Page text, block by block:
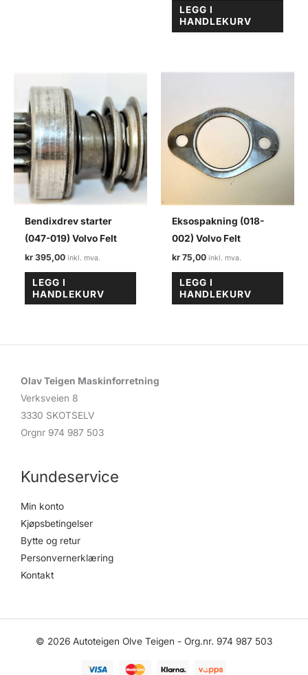
LEGG I
HANDLEKURV
Bendixdrev starter
(047-019) Volvo Felt
kr 395,00
LEGG I
HANDLEKURV
Eksospakning (018-
002) Volvo Felt
kr 75,00
LEGG I
HANDLEKURV
Olav Teigen Maskinforretning
Verksveien 8
3330 SKOTSELV
Orgnr 974 987 503
Kundeservice
Min konto
Kjøpsbetingelser
Bytte og retur
Personvernerklæring
Kontakt
© 2026 Autoteigen Olve Teigen - Org.nr. 974 987 503